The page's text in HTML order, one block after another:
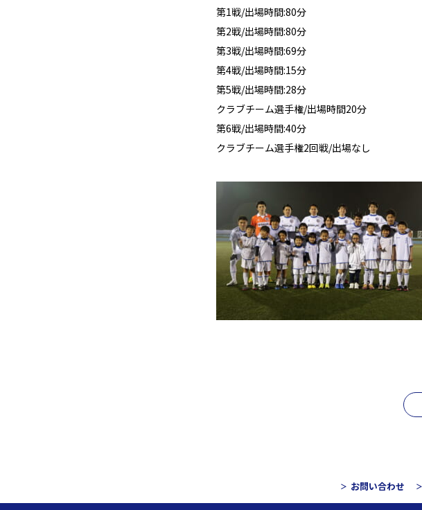
第1戦/出場時間:80分
第2戦/出場時間:80分
第3戦/出場時間:69分
第4戦/出場時間:15分
第5戦/出場時間:28分
クラブチーム選手権/出場時間20分
第6戦/出場時間:40分
クラブチーム選手権2回戦/出場なし
お問い合わせ